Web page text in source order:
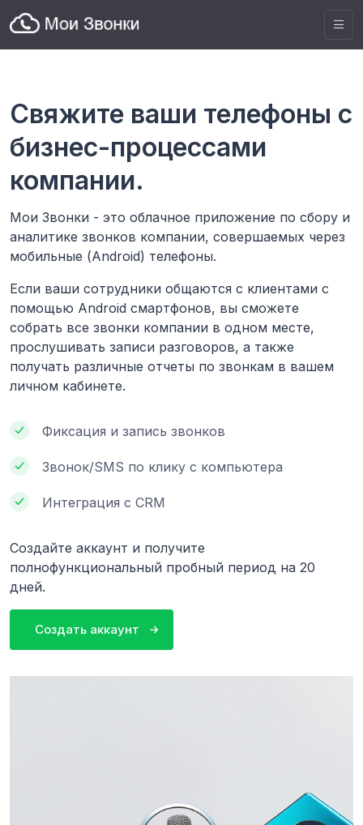
Свяжите ваши телефоны с
бизнес-процессами
компании.
Мои Звонки - это облачное приложение по сбору и
аналитике звонков компании, совершаемых через
мобильные (Android) телефоны.
Если ваши сотрудники общаются с клиентами с
помощью Android смартфонов, вы сможете
собрать все звонки компании в одном месте,
прослушивать записи разговоров, а также
получать различные отчеты по звонкам в вашем
личном кабинете.
Фиксация и запись звонков
Звонок/SMS по клику с компьютера
Интеграция с CRM
Создайте аккаунт и получите
полнофункциональный пробный период на 20
дней.
Создать аккаунт